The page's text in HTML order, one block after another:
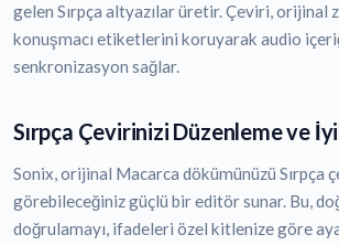
gelen Sırpça altyazılar üretir. Çeviri, orijinal
konuşmacı etiketlerini koruyarak audio
senkronizasyon sağlar.
Sırpça Çevirinizi Düzenleme ve
Sonix, orijinal Macarca dökümünüzü Sırpça
görebileceğiniz güçlü bir editör sunar. Bu,
doğrulamayı, ifadeleri özel kitlenize göre